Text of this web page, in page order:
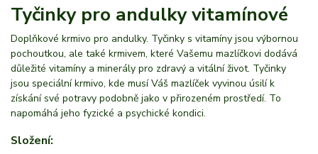
Tyčinky pro andulky vitamínové
Doplňkové krmivo pro andulky. Tyčinky s vitamíny jsou výbornou
pochoutkou, ale také krmivem, které Vašemu mazlíčkovi dodává
důležité vitamíny a minerály pro zdravý a vitální život. Tyčinky
jsou speciální krmivo, kde musí Váš mazlíček vyvinou úsilí k
získání své potravy podobně jako v přirozeném prostředí. To
napomáhá jeho fyzické a psychické kondici.
Složení: